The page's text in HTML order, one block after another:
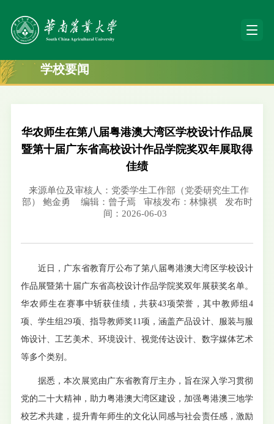
学校要闻
华农师生在第八届粤港澳大湾区学校设计作品展
暨第十届广东省高校设计作品学院奖双年展取得
佳绩
来源单位及审核人：党委学生工作部（党委研究生工作
部） 鲍金勇
编辑：曾子焉 审核发布：林慷祺
发布时
间：2026-06-03
近日，广东省教育厅公布了第八届粤港澳大湾区学校设计
作品展暨第十届广东省高校设计作品学院奖双年展获奖名单。
华农师生在赛事中斩获佳绩，共获43项荣誉，其中教师组4
项、学生组29项、指导教师奖11项，涵盖产品设计、服装与服
饰设计、工艺美术、环境设计、视觉传达设计、数字媒体艺术
等多个类别。
据悉，本次展览由广东省教育厅主办，旨在深入学习贯彻
党的二十大精神，助力粤港澳大湾区建设，加强粤港澳三地学
校艺术共建，提升青年师生的文化认同感与社会责任感，激励